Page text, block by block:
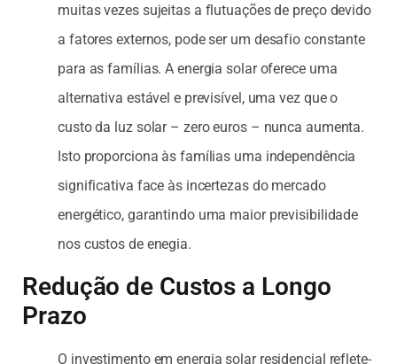
muitas vezes sujeitas a flutuações de preço devido
a fatores externos, pode ser um desafio constante
para as famílias. A energia solar oferece uma
alternativa estável e previsível, uma vez que o
custo da luz solar – zero euros – nunca aumenta.
Isto proporciona às famílias uma independência
significativa face às incertezas do mercado
energético, garantindo uma maior previsibilidade
nos custos de enegia.
Redução de Custos a Longo
Prazo
O investimento em energia solar residencial reflete-